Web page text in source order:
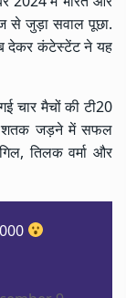
से जुड़ा सवाल पूछा.
देकर कंटेस्टेंट ने यह
चार मैचों की टी20
शतक जड़ने में सफल
तिलक वर्मा और